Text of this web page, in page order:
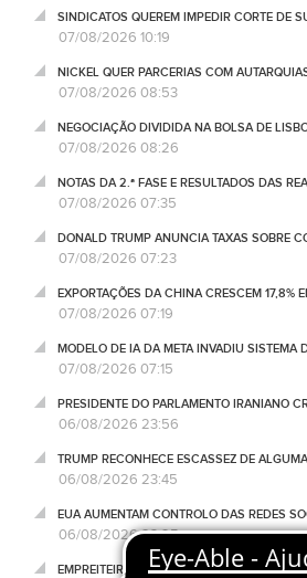
SINDICATOS QUEREM IMPEDIR CORTE DE
07/08/2026 10:19
NICKEL QUER PARCERIAS COM
07/08/2026 08:53
NEGOCIAÇÃO DIVIDIDA NA BOLSA DE
07/08/2026 08:26
NOTAS DA 2.ª FASE E RESULTADOS DAS
07/08/2026 07:35
DONALD TRUMP ANUNCIA TAXAS SOBRE
07/08/2026 07:23
EXPORTAÇÕES DA CHINA CRESCEM 17,8%
07/08/2026 07:19
MODELO DE IA DA META INVADIU SISTEMA
07/08/2026 07:15
PRESIDENTE DO PARLAMENTO IRANIANO
06/08/2026 23:56
TRUMP RECONHECE ESCASSEZ DE
06/08/2026 23:45
EUA AUMENTAM CONTROLO DAS REDES
06/08/2026 23:25
EMPREITEIRO AMIGO DE LUÍS NEVES